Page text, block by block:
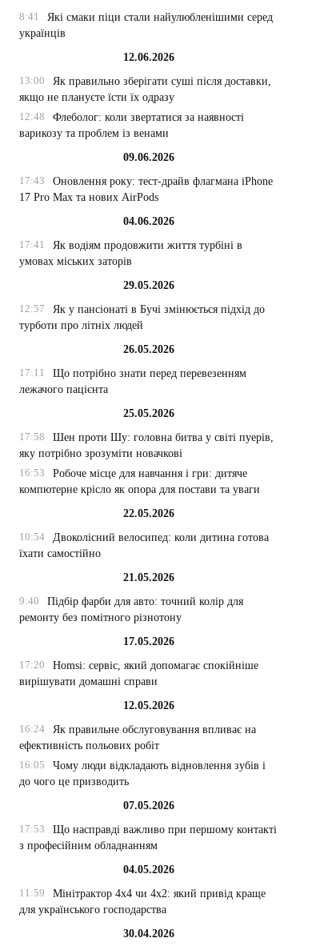
8:41
Які смаки піци стали найулюбленішими серед
українців
12.06.2026
13:00
Як правильно зберігати суші після доставки,
якщо не плануєте їсти їх одразу
12:48
Флеболог: коли звертатися за наявності
варикозу та проблем із венами
09.06.2026
17:43
Оновлення року: тест-драйв флагмана iPhone
17 Pro Max та нових AirPods
04.06.2026
17:41
Як водіям продовжити життя турбіні в
умовах міських заторів
29.05.2026
12:57
Як у пансіонаті в Бучі змінюється підхід до
турботи про літніх людей
26.05.2026
17:11
Що потрібно знати перед перевезенням
лежачого пацієнта
25.05.2026
17:58
Шен проти Шу: головна битва у світі пуерів,
яку потрібно зрозуміти новачкові
16:53
Робоче місце для навчання і гри: дитяче
компютерне крісло як опора для постави та уваги
22.05.2026
10:54
Двоколісний велосипед: коли дитина готова
їхати самостійно
21.05.2026
9:40
Підбір фарби для авто: точний колір для
ремонту без помітного різнотону
17.05.2026
17:20
Homsi: сервіс, який допомагає спокійніше
вирішувати домашні справи
12.05.2026
16:24
Як правильне обслуговування впливає на
ефективність польових робіт
16:05
Чому люди відкладають відновлення зубів і
до чого це призводить
07.05.2026
17:53
Що насправді важливо при першому контакті
з професійним обладнанням
04.05.2026
11:59
Мінітрактор 4х4 чи 4х2: який привід краще
для українського господарства
30.04.2026